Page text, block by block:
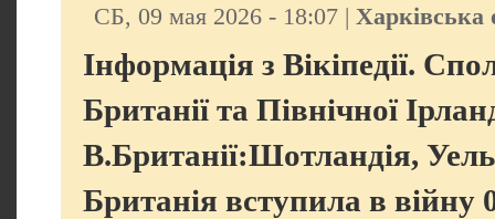
СБ, 09 мая 2026 - 18:07 | Харківська
Інформація з Вікіпедії.
Британії та Північної
В.Британії:Шотландія,
Британія вступила в війну